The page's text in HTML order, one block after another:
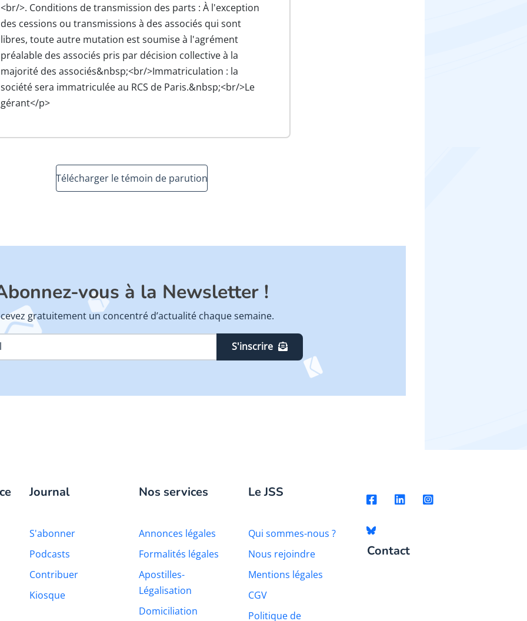
<br/>. Conditions de transmission des parts : À l'exception
des cessions ou transmissions à des associés qui sont
libres, toute autre mutation est soumise à l'agrément
préalable des associés pris par décision collective à la
majorité des associés&nbsp;<br/>Immatriculation : la
société sera immatriculée au RCS de Paris.&nbsp;<br/>Le
gérant</p>
Télécharger le témoin de parution
vous à la Newsletter !
gratuitement un concentré d’actualité chaque semaine.
S'inscrire
Journal
S'abonner
Podcasts
Contribuer
Kiosque
Nos services
Annonces légales
Formalités légales
Apostilles-
Légalisation
Domiciliation
Le JSS
Qui sommes-nous ?
Nous rejoindre
Mentions légales
CGV
Politique de
Contact